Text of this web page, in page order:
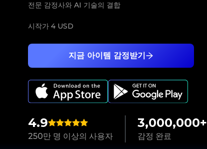
4.9
250만 명 이상의 사용자
3,000,000+
감정 완료
지금 아이템 감정받기
전문 감정사와 AI 기술의 결합
시작가 4 USD